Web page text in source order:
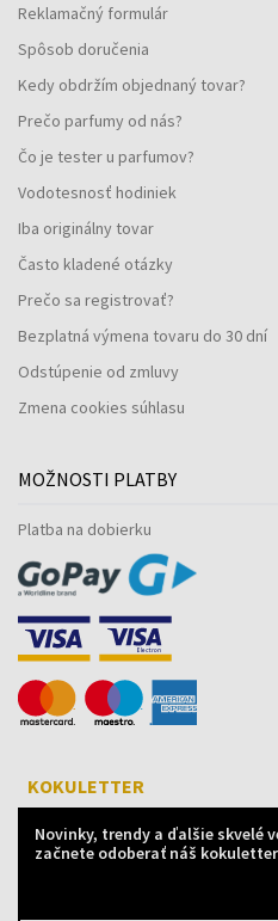
Reklamačný formulár
Spôsob doručenia
Kedy obdržím objednaný tovar?
Prečo parfumy od nás?
Čo je tester u parfumov?
Vodotesnosť hodiniek
Iba originálny tovar
Často kladené otázky
Prečo sa registrovať?
Bezplatná výmena tovaru do 30 dní
Odstúpenie od zmluvy
Zmena cookies súhlasu
MOŽNOSTI PLATBY
Platba na dobierku
KOKULETTER
Novinky, trendy a ďalšie skvelé
začnete odoberať náš